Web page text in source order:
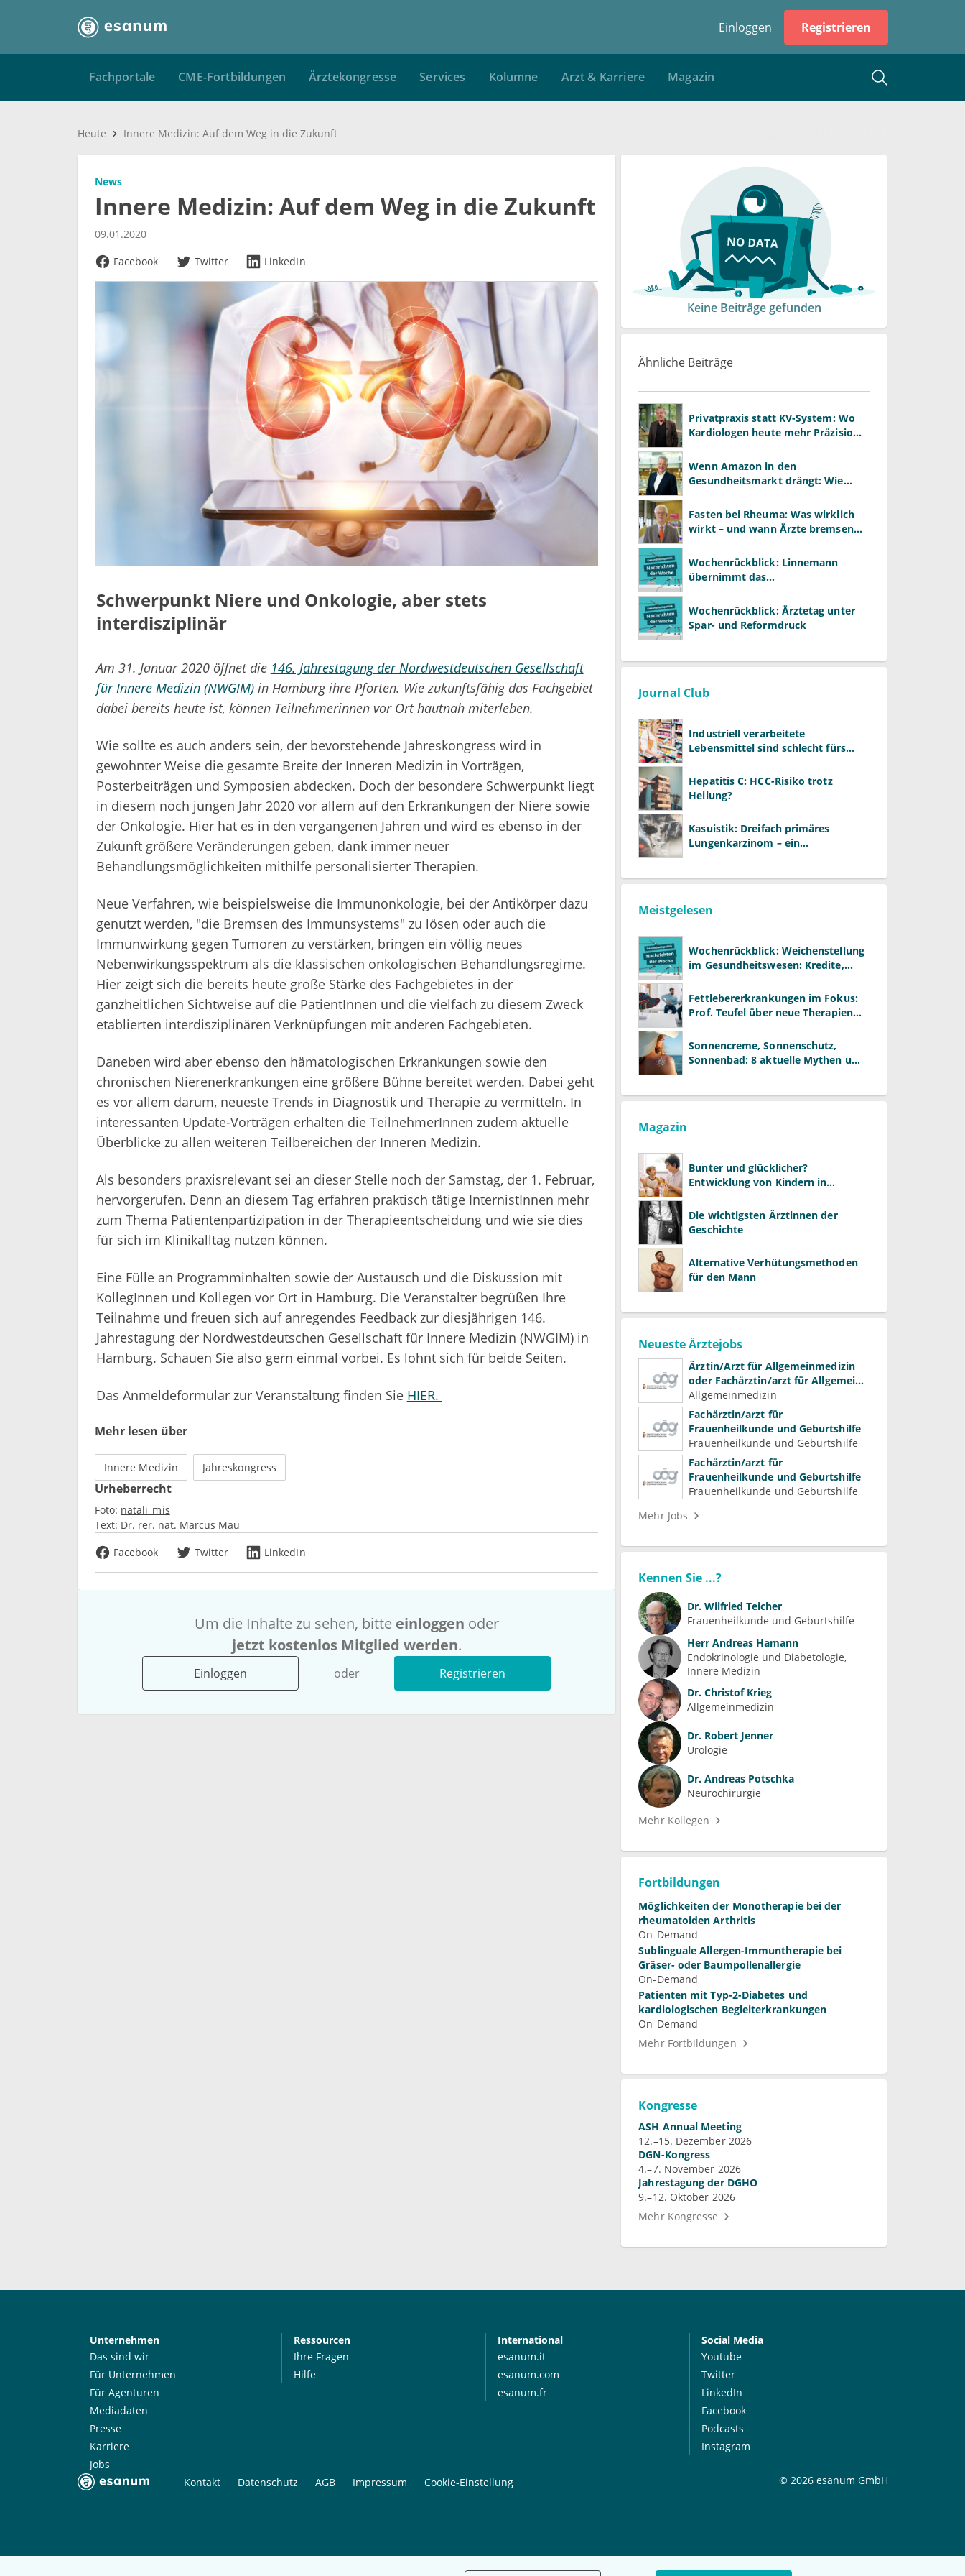
Einloggen Registrieren
Fachportale CME-Fortbildungen Ärztekongresse Services Kolumne Arzt & Karriere Magazin
Heute Innere Medizin: Auf dem Weg in die Zukunft
News
Innere Medizin: Auf dem Weg in die Zukunft
09.01.2020
Facebook
Twitter LinkedIn
Schwerpunkt Niere und Onkologie, aber stets
interdisziplinär
Am 31. Januar 2020 öffnet die 146. Jahrestagung der Nordwestdeutschen Gesellschaft
für Innere Medizin (NWGIM)in Hamburg ihre Pforten. Wie zukunftsfähig das Fachgebiet
dabei bereits heute ist, können Teilnehmerinnen vor Ort hautnah miterleben.
Wie sollte es auch anders sein, der bevorstehende Jahreskongress wird in
gewohnter Weise die gesamte Breite der Inneren Medizin in Vorträgen,
Posterbeiträgen und Symposien abdecken. Doch der besondere Schwerpunkt liegt
in diesem noch jungen Jahr 2020 vor allem auf den Erkrankungen der Niere sowie
der Onkologie. Hier hat es in den vergangenen Jahren und wird es ebenso in der
Zukunft größere Veränderungen geben, dank immer neuer
Behandlungsmöglichkeiten mithilfe personalisierter Therapien.
Neue Verfahren, wie beispielsweise die Immunonkologie, bei der Antikörper dazu
genutzt werden, "die Bremsen des Immunsystems" zu lösen oder auch die
Immunwirkung gegen Tumoren zu verstärken, bringen ein völlig neues
Nebenwirkungsspektrum als die klassischen onkologischen Behandlungsregime.
Hier zeigt sich die bereits heute große Stärke des Fachgebietes in der
ganzheitlichen Sichtweise auf die PatientInnen und die vielfach zu diesem Zweck
etablierten interdisziplinären Verknüpfungen mit anderen Fachgebieten.
Daneben wird aber ebenso den hämatologischen Erkrankungen sowie den
chronischen Nierenerkrankungen eine größere Bühne bereitet werden. Dabei geht
es vor allem darum, neueste Trends in Diagnostik und Therapie zu vermitteln. In
interessanten Update-Vorträgen erhalten die TeilnehmerInnen zudem aktuelle
Überblicke zu allen weiteren Teilbereichen der Inneren Medizin.
Als besonders praxisrelevant sei an dieser Stelle noch der Samstag, der 1. Februar,
hervorgerufen. Denn an diesem Tag erfahren praktisch tätige InternistInnen mehr
zum Thema Patientenpartizipation in der Therapieentscheidung und wie sie dies
für sich im Klinikalltag nutzen können.
Eine Fülle an Programminhalten sowie der Austausch und die Diskussion mit
KollegInnen und Kollegen vor Ort in Hamburg. Die Veranstalter begrüßen Ihre
Teilnahme und freuen sich auf anregendes Feedback zur diesjährigen 146.
Jahrestagung der Nordwestdeutschen Gesellschaft für Innere Medizin (NWGIM) in
Hamburg. Schauen Sie also gern einmal vorbei. Es lohnt sich für beide Seiten.
Das Anmeldeformular zur Veranstaltung finden Sie HIER.
Mehr lesen über
Innere Medizin Jahreskongress
Urheberrecht
Foto: natali_mis
Text: Dr. rer. nat. Marcus Mau
Facebook
Twitter LinkedIn
Um die Inhalte zu sehen, bitte einloggen oder
jetzt kostenlos Mitglied werden.
Einloggen oder Registrieren
Keine Beiträge gefunden
Ähnliche Beiträge
Privatpraxis statt KV-System: Wo
Kardiologen heute mehr Präzision
entstehen
Wenn Amazon in den
Gesundheitsmarkt drängt: Wie
bestehen können
Fasten bei Rheuma: Was wirklich
wirkt – und wann Ärzte bremsen
Wochenrückblick: Linnemann
übernimmt das
Warken
Wochenrückblick: Ärztetag unter
Spar- und Reformdruck
Journal Club
Industriell verarbeitete
Lebensmittel sind schlecht fürs
Hepatitis C: HCC-Risiko trotz
Heilung?
Kasuistik: Dreifach primäres
Lungenkarzinom – ein
Meistgelesen
Wochenrückblick: Weichenstellung
im Gesundheitswesen: Kredite,
Fettlebererkrankungen im Fokus:
Prof. Teufel über neue Therapien
Sonnencreme, Sonnenschutz,
Sonnenbad: 8 aktuelle Mythen und
Magazin
Bunter und glücklicher?
Entwicklung von Kindern in
Die wichtigsten Ärztinnen der
Geschichte
Alternative Verhütungsmethoden
für den Mann
Neueste Ärztejobs
Ärztin/Arzt für Allgemeinmedizin
oder Fachärztin/arzt für Allgemein-
und Familienmedizin für
Psychiatrie und
Psychotherapeutische Medizin
Allgemeinmedizin
Fachärztin/arzt für
Frauenheilkunde und Geburtshilfe
Frauenheilkunde und Geburtshilfe
Fachärztin/arzt für
Frauenheilkunde und Geburtshilfe
Frauenheilkunde und Geburtshilfe
Mehr Jobs
Kennen Sie ...?
Dr. Wilfried Teicher
Frauenheilkunde und Geburtshilfe
Herr Andreas Hamann
Endokrinologie und Diabetologie
Innere Medizin
Dr. Christof Krieg
Allgemeinmedizin
Dr. Robert Jenner
Urologie
Dr. Andreas Potschka
Neurochirurgie
Mehr Kollegen
Fortbildungen
Möglichkeiten der Monotherapie bei der
rheumatoiden Arthritis
On-Demand
Sublinguale Allergen-Immuntherapie bei
Gräser- oder Baumpollenallergie
On-Demand
Patienten mit Typ-2-Diabetes und
kardiologischen Begleiterkrankungen
On-Demand
Mehr Fortbildungen
Kongresse
ASH Annual Meeting
12.–15. Dezember 2026
DGN-Kongress
4.–7. November 2026
Jahrestagung der DGHO
9.–12. Oktober 2026
Mehr Kongresse
Unternehmen
Das sind wir
Für Unternehmen
Für Agenturen
Mediadaten
Presse
Karriere
Jobs
Ressourcen
Ihre Fragen
Hilfe
International
esanum.it
esanum.com
esanum.fr
Social Media
Youtube
Twitter
LinkedIn
Facebook
Podcasts
Instagram
Kontakt Datenschutz AGB Impressum Cookie-Einstellung © 2026 esanum GmbH